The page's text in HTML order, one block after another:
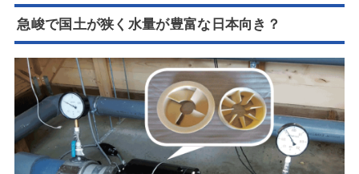
急峻で国土が狭く水量が豊富な日本向き？